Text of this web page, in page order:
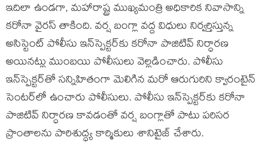
ఇదిలా ఉండ‌గా, మ‌హారాష్ట్ర ముఖ్యమంత్రి అధికారిక నివాసాన్ని
కరోనా వైరస్‌ తాకింది. వర్ష బంగ్లా వద్ద విధులు నిర్వర్తిస్తున్న
అసిస్టెంట్‌ పోలీసు ఇన్‌స్పెక్టర్‌కు కరోనా పాజిటివ్‌ నిర్ధారణ
అయినట్లు ముంబయి పోలీసులు వెల్లడించారు. పోలీసు
ఇన్‌స్పెక్టర్‌తో సన్నిహితంగా మెలిగిన మరో ఆరుగురిని క్వారంటైన్‌
సెంటర్‌లో ఉంచారు పోలీసులు. పోలీసు ఇన్‌స్పెక్టర్‌కు కరోనా
పాజిటివ్‌ నిర్ధారణ కావడంతో వర్ష బంగ్లాతో పాటు పరిసర
ప్రాంతాలను పారిశుద్ధ్య కార్మికులు శానిటైజ్‌ చేశారు.